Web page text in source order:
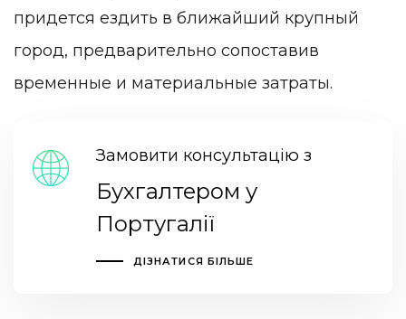
придется ездить в ближайший крупный
город, предварительно сопоставив
временные и материальные затраты.
Замовити консультацію з
Бухгалтером у
Португалії
ДІЗНАТИСЯ БІЛЬШЕ